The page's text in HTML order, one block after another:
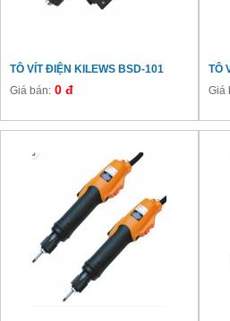
TÔ VÍT ĐIỆN KILEWS BSD-101
Giá bán: 0 đ
TÔ
Giá